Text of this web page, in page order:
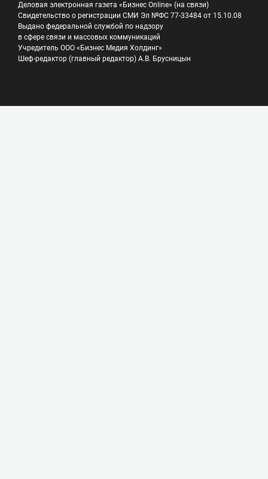
Деловая электронная газета «Бизнес Online» (на связи)
Свидетельство о регистрации СМИ Эл №ФС 77-33484 от 15.10.08
Выдано федеральной службой по надзору
в сфере связи и массовых коммуникаций
Учредитель ООО «Бизнес Медия Холдинг»
Шеф-редактор (главный редактор) А.В. Брусницын